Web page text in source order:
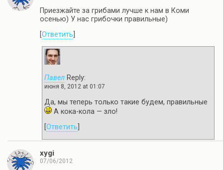
Приезжайте за грибами лучше к нам в Коми
осенью) У нас грибочки правильные)
Ответить
Павел Reply:
июня 8, 2012 at 01:07
Да, мы теперь только такие будем, правильные
А кока-кола — зло!
Ответить
xygi
07/06/2012